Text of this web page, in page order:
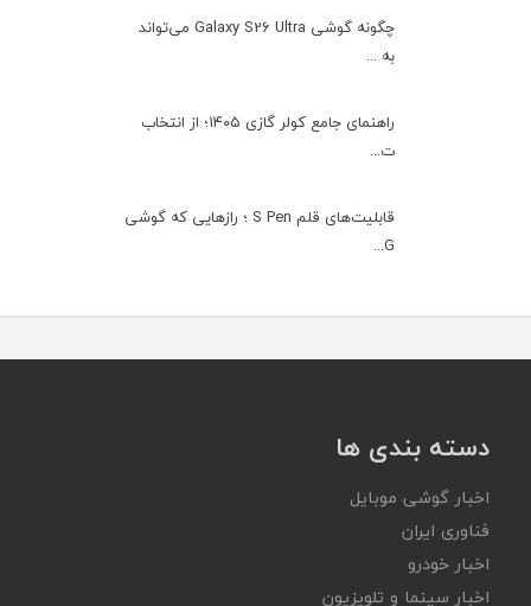
چگونه گوشی Galaxy S26 Ultra می‌تواند
به ...
راهنمای جامع کولر گازی ۱۴۰۵؛ از انتخاب
ت...
قابلیت‌های قلم S Pen ؛ رازهایی که گوشی
G...
دسته بندی ها
اخبار گوشی موبایل
فناوری ایران
اخبار خودرو
اخبار سینما و تلویزیون